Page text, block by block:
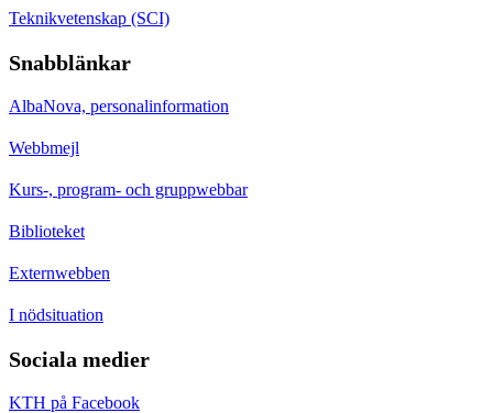
Teknikvetenskap (SCI)
Snabblänkar
AlbaNova, personalinformation
Webbmejl
Kurs-, program- och gruppwebbar
Biblioteket
Externwebben
I nödsituation
Sociala medier
KTH på Facebook